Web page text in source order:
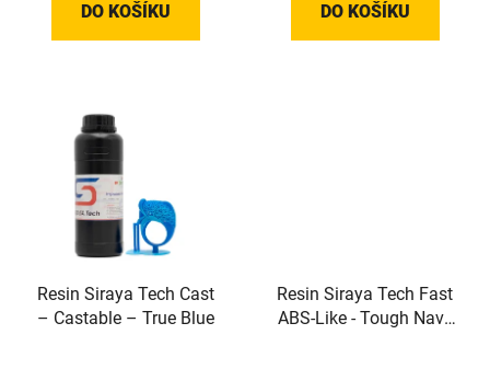
DO KOŠÍKU DO KOŠÍKU
Resin Siraya Tech Cast
– Castable – True Blue
Resin Siraya Tech Fast
ABS-Like - Tough Navy